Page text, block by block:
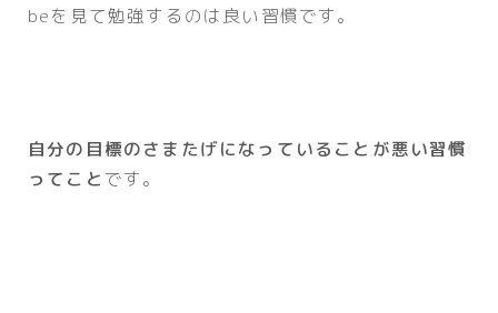
beを見て勉強するのは良い習慣です。
自分の目標のさまたげになっていることが悪い習慣
ってこと です。